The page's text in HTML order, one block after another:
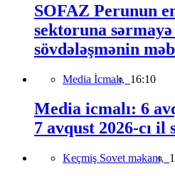
SOFAZ Perunun
sektoruna
sövdələşmənin
Media İcmalı, 16:10
Media icmalı: 6
7 avqust 2026-cı il
Keçmiş Sovet məkanı,